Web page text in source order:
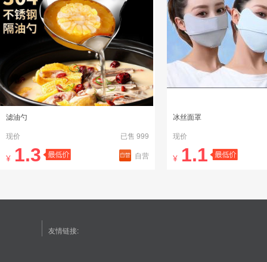
滤油勺
现价
已售 999
¥ 1.3 自营
冰丝面罩
现价
¥ 1.1
友情链接: